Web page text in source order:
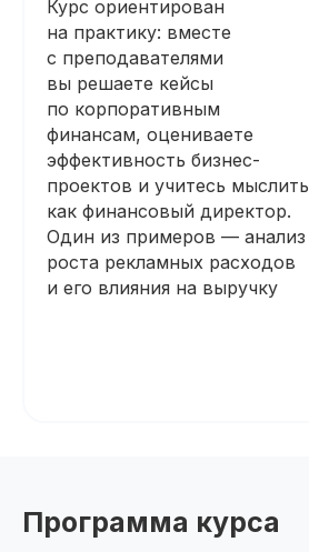
Курс ориентирован
на практику: вместе
с преподавателями
вы решаете кейсы
по корпоративным
финансам, оцениваете
эффективность бизнес-
проектов и учитесь мыслить
как финансовый директор.
Один из примеров — анализ
роста рекламных расходов
и его влияния на выручку
Программа курса